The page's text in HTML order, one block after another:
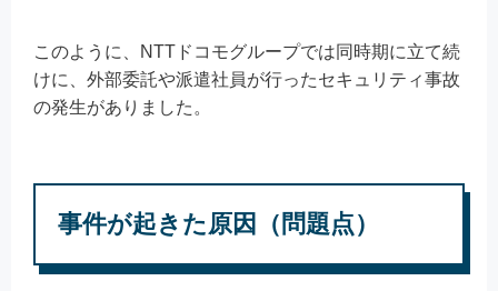
このように、NTTドコモグループでは同時期に立て続
けに、外部委託や派遣社員が行ったセキュリティ事故
の発生がありました。
事件が起きた原因（問題点）